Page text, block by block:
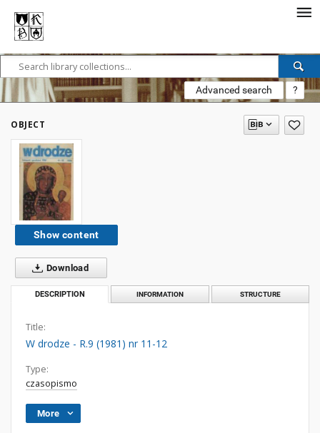
Advanced search ?
OBJECT
Show content
Download
DESCRIPTION INFORMATION STRUCTURE
Title:
W drodze - R.9 (1981) nr 11-12
Type:
czasopismo
More